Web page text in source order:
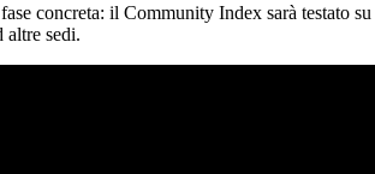
fase concreta: il Community Index sarà testato
altre sedi.